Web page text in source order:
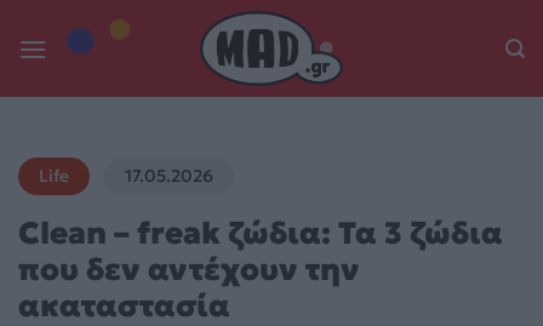
Life 17.05.2026
Clean – freak ζώδια: Τα 3 ζώδια
που δεν αντέχουν την
ακαταστασία